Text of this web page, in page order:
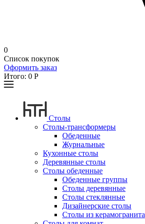
0
Список покупок
Оформить заказ
Итого: 0 Р
Столы
Столы-трансформеры
Обеденные
Журнальные
Кухонные столы
Деревянные столы
Столы обеденные
Обеденные группы
Столы деревянные
Столы стеклянные
Дизайнерские столы
Столы из керамогранита